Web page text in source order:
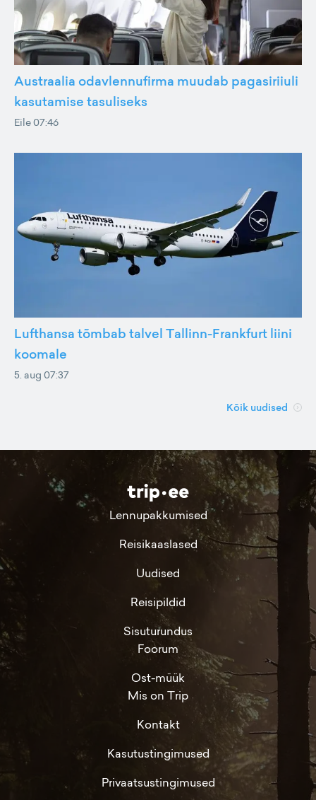
Austraalia odavlennufirma muudab pagasiriiuli
kasutamise tasuliseks
Eile 07:46
Lufthansa tõmbab talvel Tallinn-Frankfurt liini
koomale
5. aug 07:37
Kõik uudised
Lennupakkumised
Reisikaaslased
Uudised
Reisipildid
Sisuturundus
Foorum
Ost-müük
Mis on Trip
Kontakt
Kasutustingimused
Privaatsustingimused